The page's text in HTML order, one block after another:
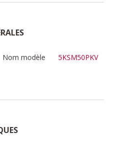
Nom modèle 5KSM50PKV